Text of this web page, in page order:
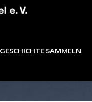
GESCHICHTE SAMMELN